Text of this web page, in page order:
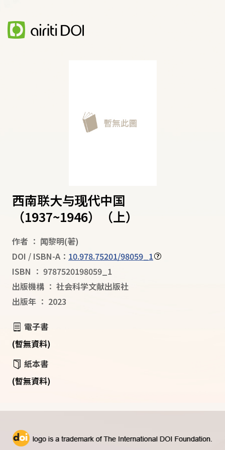
西南联大与现代中国
（1937~1946）（上）
作者 ： 闻黎明(著)
DOI / ISBN-A： 10.978.75201/98059_1
ISBN ： 9787520198059_1
出版機構 ： 社会科学文献出版社
出版年 ： 2023
電子書
(暫無資料)
紙本書
(暫無資料)